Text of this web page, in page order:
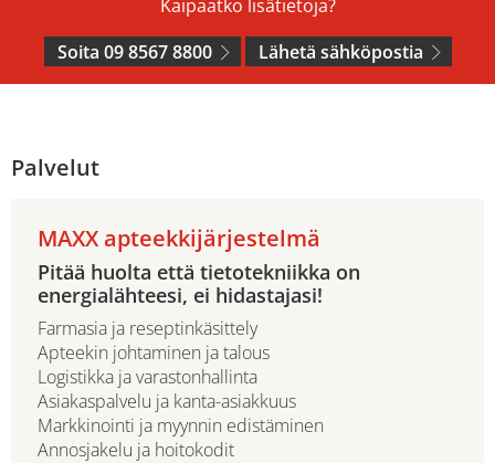
Kaipaatko lisätietoja?
Soita 09 8567 8800
Lähetä sähköpostia
Palvelut
MAXX apteekkijärjestelmä
Pitää huolta että tietotekniikka on
energialähteesi, ei hidastajasi!
Farmasia ja reseptinkäsittely
Apteekin johtaminen ja talous
Logistikka ja varastonhallinta
Asiakaspalvelu ja kanta-asiakkuus
Markkinointi ja myynnin edistäminen
Annosjakelu ja hoitokodit